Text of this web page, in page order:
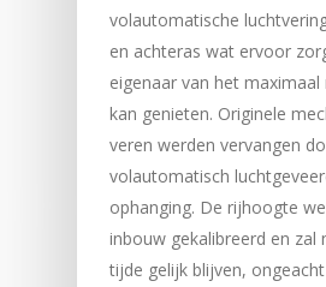
volautomatische
en achteras wat ervoor
eigenaar van het
kan genieten. Originele
veren werden vervangen
volautomatisch
ophanging. De rijhoogte
inbouw gekalibreerd en zal
tijde gelijk blijven,